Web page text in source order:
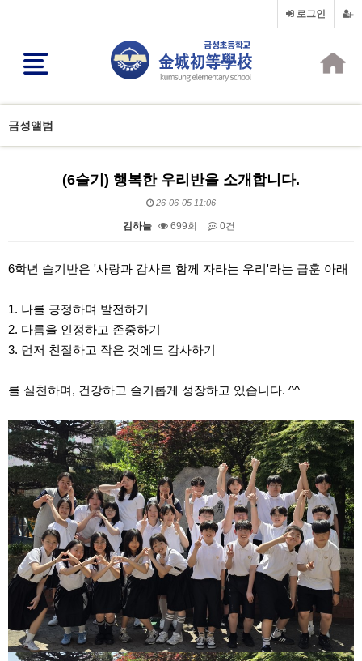
로그인
금성앨범
(6슬기) 행복한 우리반을 소개합니다.
26-06-05 11:06
김하늘 699회 0건
본문
6학년 슬기반은 '사랑과 감사로 함께 자라는 우리'라는 급훈 아래
1. 나를 긍정하며 발전하기
2. 다름을 인정하고 존중하기
3. 먼저 친절하고 작은 것에도 감사하기
를 실천하며, 건강하고 슬기롭게 성장하고 있습니다. ^^